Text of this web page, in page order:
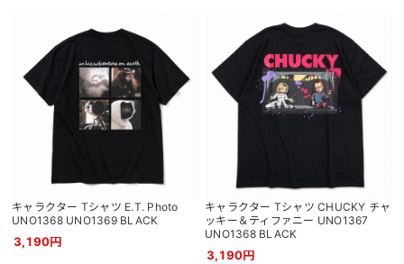
キャラクター Tシャツ E.T. Photo
UNO1368 UNO1369 BLACK
3,190円
キャラクター Tシャツ CHUCKY チャ
ッキー＆ティファニー UNO1367
UNO1368 BLACK
3,190円